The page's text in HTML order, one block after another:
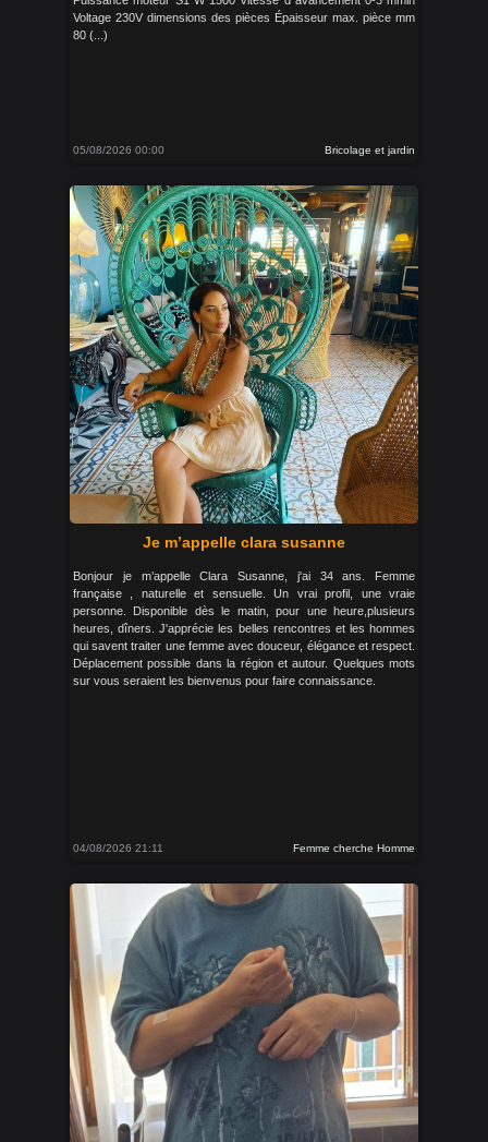
Voltage 230V dimensions des pièces Épaisseur max. pièce mm
80 (...)
05/08/2026 00:00 Bricolage et jardin
Je m’appelle clara susanne
Bonjour je m’appelle Clara Susanne, j'ai 34 ans. Femme
française , naturelle et sensuelle. Un vrai profil, une vraie
personne. Disponible dès le matin, pour une heure,plusieurs
heures, dîners. J'apprécie les belles rencontres et les hommes
qui savent traiter une femme avec douceur, élégance et respect.
Déplacement possible dans la région et autour. Quelques mots
sur vous seraient les bienvenus pour faire connaissance.
04/08/2026 21:11 Femme cherche Homme